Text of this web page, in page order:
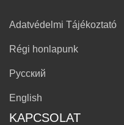
Adatvédelmi Tájékoztató
Régi honlapunk
Русский
English
KAPCSOLAT